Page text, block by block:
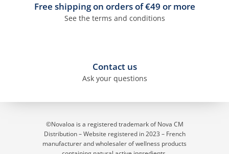
Free shipping on orders of €49 or more
See the terms and conditions
Contact us
Ask your questions
©Novaloa is a registered trademark of Nova CM
Distribution – Website registered in 2023 – French
manufacturer and wholesaler of wellness products